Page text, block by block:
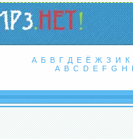
А Б В Г Д Е Ё Ж З И
К
A B C D E F G H I